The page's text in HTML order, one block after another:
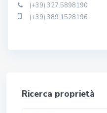
(+39) 327.5898190
(+39) 389.1528196
Ricerca proprietà